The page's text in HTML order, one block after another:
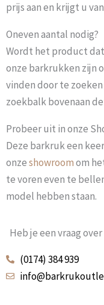
prijs aan en krijgt u
Oneven aantal nodig?
Wordt het product
onze barkrukken zijn
vinden door te
zoekbalk bovenaan
Probeer uit in onze
Deze barkruk een
onzeshowroomom
te voren even te
model hebben staan.
Heb je een vraag
(0174) 384 939